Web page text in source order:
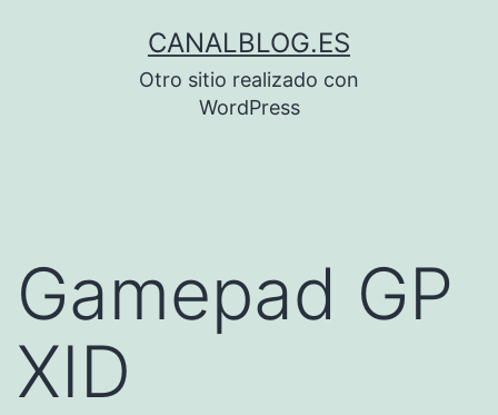
CANALBLOG.ES
Otro sitio realizado con
WordPress
Gamepad GP
XID